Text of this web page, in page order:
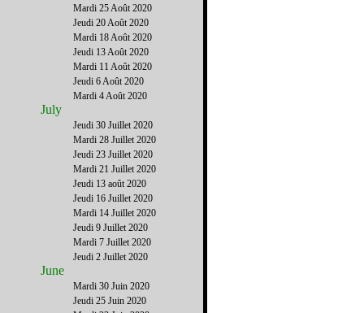
Mardi 25 Août 2020
Jeudi 20 Août 2020
Mardi 18 Août 2020
Jeudi 13 Août 2020
Mardi 11 Août 2020
Jeudi 6 Août 2020
Mardi 4 Août 2020
July
Jeudi 30 Juillet 2020
Mardi 28 Juillet 2020
Jeudi 23 Juillet 2020
Mardi 21 Juillet 2020
Jeudi 13 août 2020
Jeudi 16 Juillet 2020
Mardi 14 Juillet 2020
Jeudi 9 Juillet 2020
Mardi 7 Juillet 2020
Jeudi 2 Juillet 2020
June
Mardi 30 Juin 2020
Jeudi 25 Juin 2020